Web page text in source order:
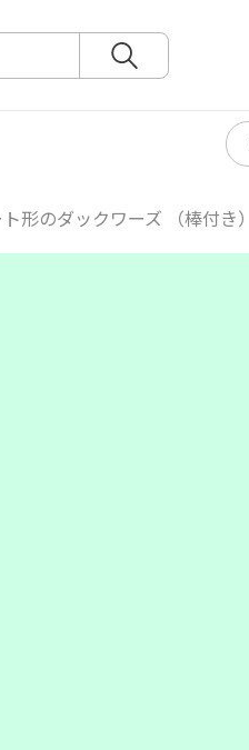
形のダックワーズ （棒付き）